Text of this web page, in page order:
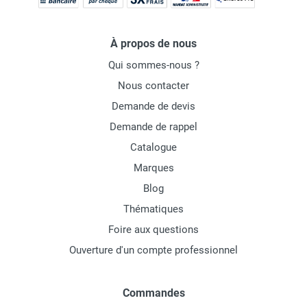
À propos de nous
Qui sommes-nous ?
Nous contacter
Demande de devis
Demande de rappel
Catalogue
Marques
Blog
Thématiques
Foire aux questions
Ouverture d'un compte professionnel
Commandes